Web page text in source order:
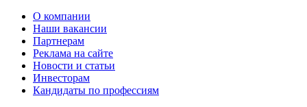
О компании
Наши вакансии
Партнерам
Реклама на сайте
Новости и статьи
Инвесторам
Кандидаты по профессиям